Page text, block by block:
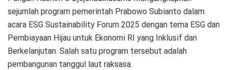
sejumlah program pemerintah Prabowo Subianto dalam
acara ESG Sustainability Forum 2025 dengan tema ESG dan
Pembiayaan Hijau untuk Ekonomi RI yang Inklusif dan
Berkelanjutan. Salah satu program tersebut adalah
pembangunan tanggul laut raksasa.